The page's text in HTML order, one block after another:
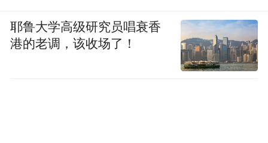
耶鲁大学高级研究员唱衰香
港的老调，该收场了！